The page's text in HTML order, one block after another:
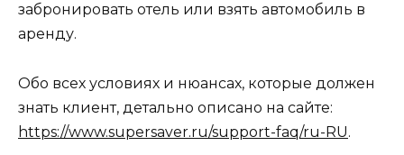
забронировать отель или взять автомобиль в
аренду.
Обо всех условиях и нюансах, которые должен
знать клиент, детально описано на сайте:
https://www.supersaver.ru/support-faq/ru-RU.